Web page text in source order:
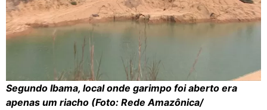
Segundo Ibama, local onde garimpo foi aberto era
apenas um riacho (Foto: Rede Amazônica/